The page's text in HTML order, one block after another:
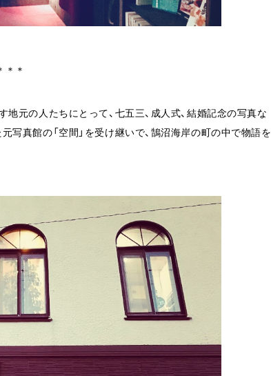
＊＊
元の人たちにとって、七五三、成人式、結婚記念の写真な
写真館の「空間」を受け継いで、鵠沼海岸の町の中で物語を